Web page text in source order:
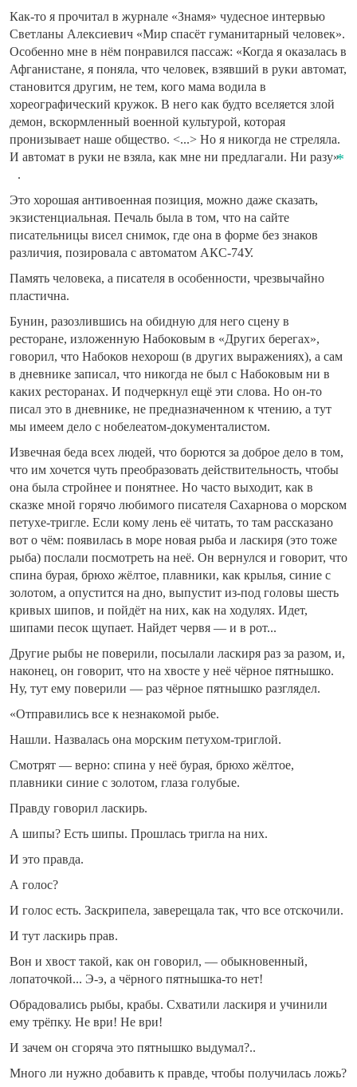
Как-то я прочитал в журнале «Знамя» чудесное интервью
Светланы Алексиевич «Мир спасёт гуманитарный человек».
Особенно мне в нём понравился пассаж: «Когда я оказалась в
Афганистане, я поняла, что человек, взявший в руки автомат,
становится другим, не тем, кого мама водила в
хореографический кружок. В него как будто вселяется злой
демон, вскормленный военной культурой, которая
пронизывает наше общество. <...> Но я никогда не стреляла.
И автомат в руки не взяла, как мне ни предлагали. Ни разу»
.
Это хорошая антивоенная позиция, можно даже сказать,
экзистенциальная. Печаль была в том, что на сайте
писательницы висел снимок, где она в форме без знаков
различия, позировала с автоматом АКС-74У.
Память человека, а писателя в особенности, чрезвычайно
пластична.
Бунин, разозлившись на обидную для него сцену в
ресторане, изложенную Набоковым в «Других берегах»,
говорил, что Набоков нехорош (в других выражениях), а сам
в дневнике записал, что никогда не был с Набоковым ни в
каких ресторанах. И подчеркнул ещё эти слова. Но он-то
писал это в дневнике, не предназначенном к чтению, а тут
мы имеем дело с нобелеатом-документалистом.
Извечная беда всех людей, что борются за доброе дело в том,
что им хочется чуть преобразовать действительность, чтобы
она была стройнее и понятнее. Но часто выходит, как в
сказке мной горячо любимого писателя Сахарнова о морском
петухе-тригле. Если кому лень её читать, то там рассказано
вот о чём: появилась в море новая рыба и ласкиря (это тоже
рыба) послали посмотреть на неё. Он вернулся и говорит, что
спина бурая, брюхо жёлтое, плавники, как крылья, синие с
золотом, а опустится на дно, выпустит из-под головы шесть
кривых шипов, и пойдёт на них, как на ходулях. Идет,
шипами песок щупает. Найдет червя — и в рот...
Другие рыбы не поверили, посылали ласкиря раз за разом, и,
наконец, он говорит, что на хвосте у неё чёрное пятнышко.
Ну, тут ему поверили — раз чёрное пятнышко разглядел.
«Отправились все к незнакомой рыбе.
Нашли. Назвалась она морским петухом-триглой.
Смотрят — верно: спина у неё бурая, брюхо жёлтое,
плавники синие с золотом, глаза голубые.
Правду говорил ласкирь.
А шипы? Есть шипы. Прошлась тригла на них.
И это правда.
А голос?
И голос есть. Заскрипела, заверещала так, что все отскочили.
И тут ласкирь прав.
Вон и хвост такой, как он говорил, — обыкновенный,
лопаточкой... Э-э, а чёрного пятнышка-то нет!
Обрадовались рыбы, крабы. Схватили ласкиря и учинили
ему трёпку. Не ври! Не ври!
И зачем он сгоряча это пятнышко выдумал?..
Много ли нужно добавить к правде, чтобы получилась ложь?